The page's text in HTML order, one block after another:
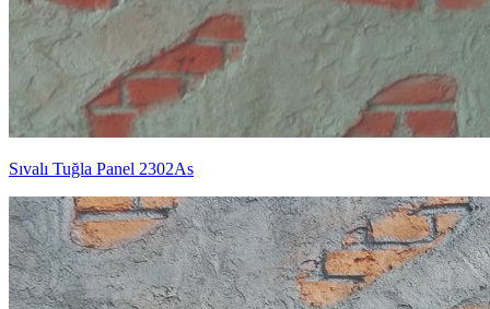
Sıvalı Tuğla Panel 2302As